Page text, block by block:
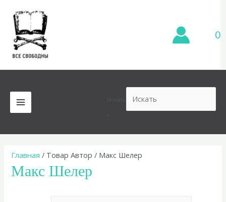
содержимому
0
MAIN
MENU
Главная / Товар Автор / Макс Шелер
Макс Шелер